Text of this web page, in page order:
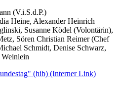
(V.i.S.d.P.)
Heine, Alexander Heinrich
Susanne Ködel (Volontärin),
Sören Christian Reimer (Chef
Schmidt, Denise Schwarz,
(hib) (Interner Link)